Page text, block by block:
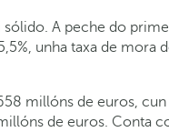
A peche do
unha taxa de mora
millóns de euros,
de euros. Conta